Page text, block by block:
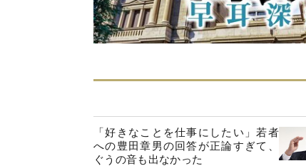
「好きなことを仕事にしたい」若者
への豊田章男の回答が正論すぎて、
ぐうの音も出なかった